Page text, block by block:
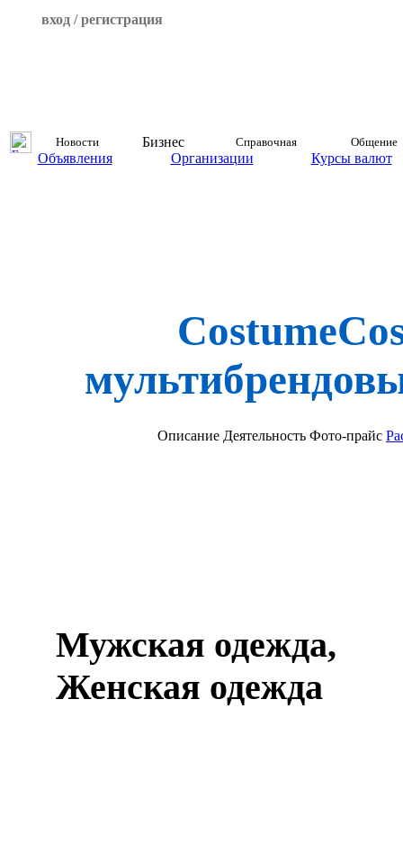
вход / регистрация
Новости Бизнес Справочная Общение
Объявления Организации Курсы валют
Описание Деятельность Фото-прайс
Мужская одежда,
Женская одежда